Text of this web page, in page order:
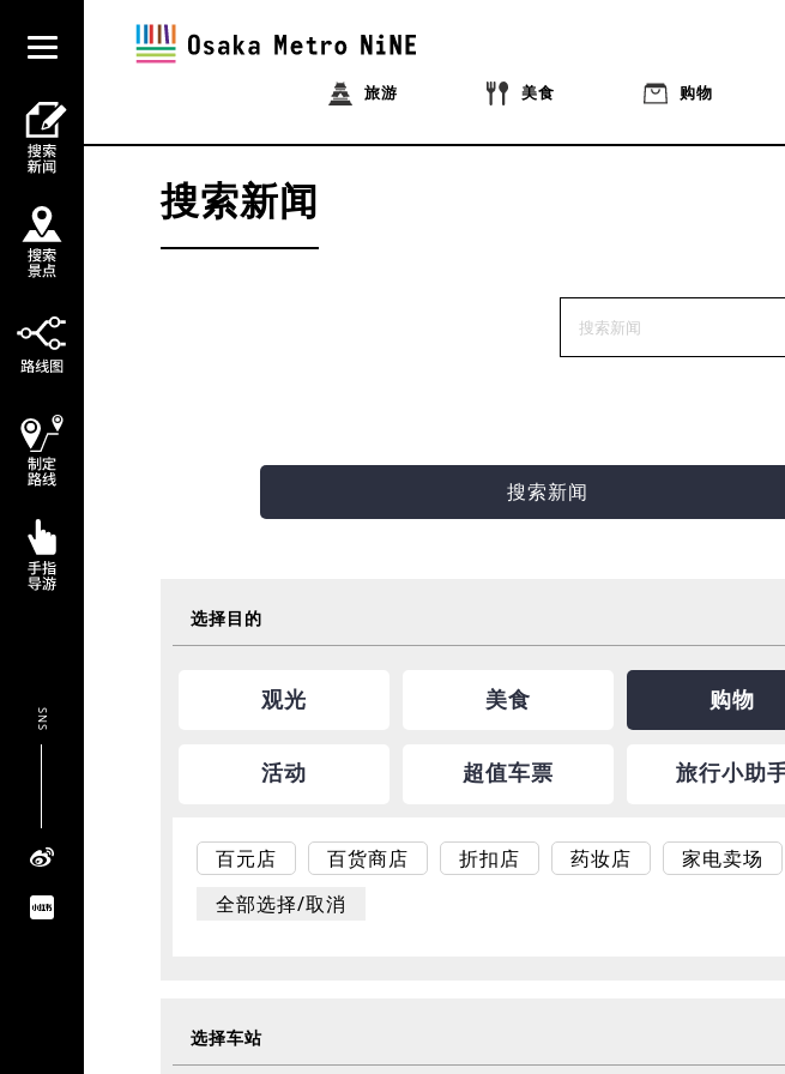
旅游 美食 购物
SNS
搜索新闻
搜索新闻
选择目的
观光 美食 购物
活动 超值车票 旅行小助
百元店 百货商店 折扣店 药妆店 家电卖场
全部选择/取消
选择车站